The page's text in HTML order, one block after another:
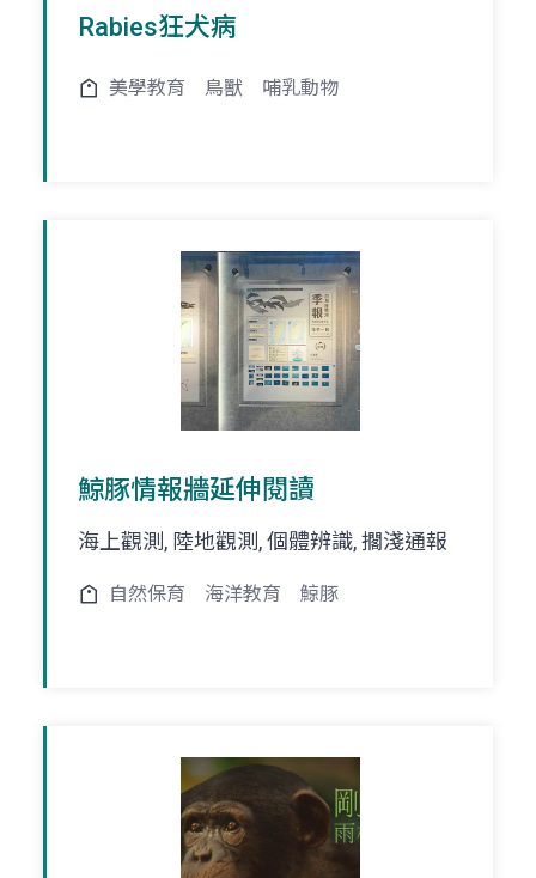
Rabies狂犬病
美學教育 鳥獸 哺乳動物
鯨豚情報牆延伸閱讀
海上觀測, 陸地觀測, 個體辨識, 擱淺通報
自然保育 海洋教育 鯨豚